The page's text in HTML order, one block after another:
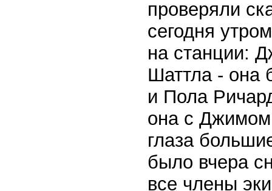
проверяли
сегодня
на станции:
Шаттла - она
и Пола
она с Джимом
глаза
было вчера
все члены